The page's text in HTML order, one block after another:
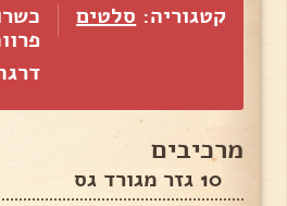
קטגוריה: סלטים
מרכיבים
10 גזר מגורד גס